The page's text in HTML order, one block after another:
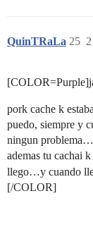
QuinTRaLa 25
pork cache k
puedo, siempre y
ningun
ademas tu cachai
llego…y cuando
[/COLOR]